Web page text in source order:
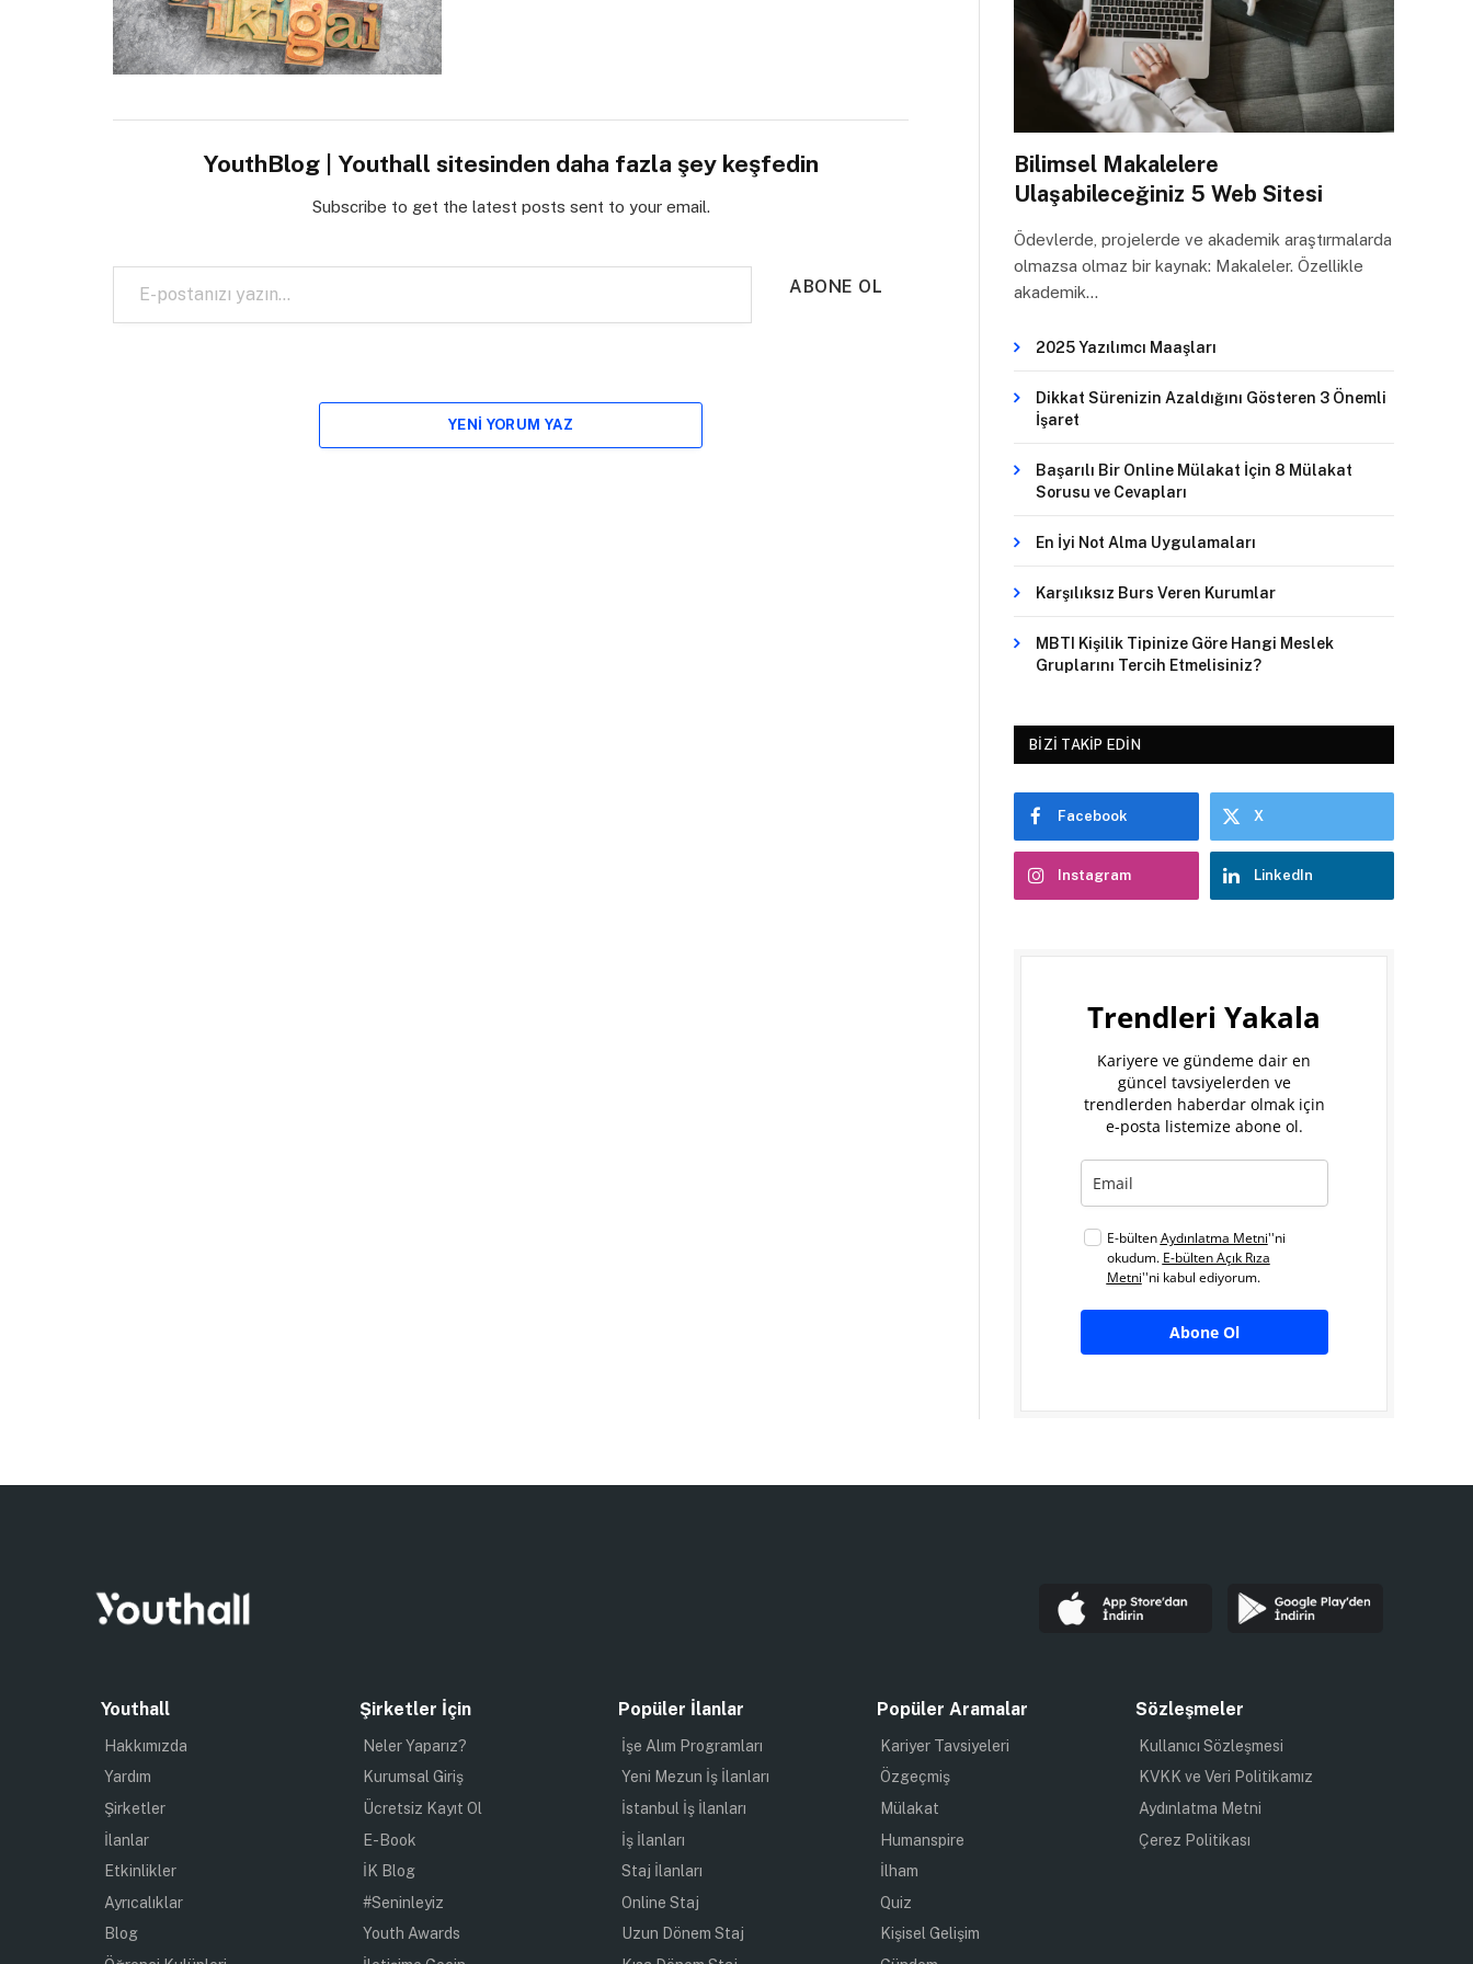
YouthBlog | Youthall sitesinden daha fazla şey keşfedin
Subscribe to get the latest posts sent to your email.
E-postanızı yazın…
ABONE OL
YENI YORUM YAZ
Bilimsel Makalelere
Ulaşabileceğiniz 5 Web Sitesi
Ödevlerde, projelerde ve akademik araştırmalarda
olmazsa olmaz bir kaynak: Makaleler. Özellikle
akademik…
2025 Yazılımcı Maaşları
Dikkat Sürenizin Azaldığını Gösteren 3 Önemli
İşaret
Başarılı Bir Online Mülakat İçin 8 Mülakat
Sorusu ve Cevapları
En İyi Not Alma Uygulamaları
Karşılıksız Burs Veren Kurumlar
MBTI Kişilik Tipinize Göre Hangi Meslek
Gruplarını Tercih Etmelisiniz?
BIZI TAKIP EDIN
Facebook X
Instagram LinkedIn
Trendleri Yakala
Kariyere ve gündeme dair en
güncel tavsiyelerden ve
trendlerden haberdar olmak için
e-posta listemize abone ol.
E-bültenAydınlatma Metni''ni
okudum. E-bülten Açık Rıza
Metni''ni kabul ediyorum.
Abone Ol
Youthall
Hakkımızda
Yardım
Şirketler
İlanlar
Etkinlikler
Ayrıcalıklar
Blog
Şirketler İçin
Neler Yaparız?
Kurumsal Giriş
Ücretsiz Kayıt Ol
E-Book
İK Blog
#Seninleyiz
Youth Awards
Popüler İlanlar
İşe Alım Programları
Yeni Mezun İş İlanları
İstanbul İş İlanları
İş İlanları
Staj İlanları
Online Staj
Uzun Dönem Staj
Popüler Aramalar
Kariyer Tavsiyeleri
Özgeçmiş
Mülakat
Humanspire
İlham
Quiz
Kişisel Gelişim
Sözleşmeler
Kullanıcı Sözleşmesi
KVKK ve Veri Politikamız
Aydınlatma Metni
Çerez Politikası